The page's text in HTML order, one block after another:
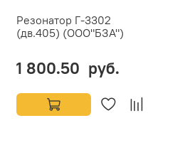
Резонатор Г-3302
(дв.405) (ООО"БЗА")
1 800.50 руб.